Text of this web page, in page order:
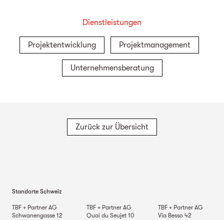
Dienstleistungen
Projektentwicklung Projektmanagement
Unternehmensberatung
Zurück zur Übersicht
Standorte Schweiz
TBF + Partner AG
Schwanengasse 12
TBF + Partner AG
Quai du Seujet 10
TBF + Partner AG
Via Besso 42